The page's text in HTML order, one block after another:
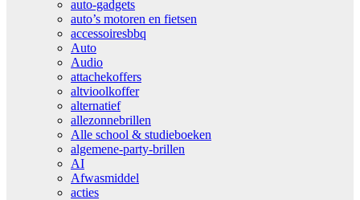
auto-gadgets
auto’s motoren en fietsen
accessoiresbbq
Auto
Audio
attachekoffers
altvioolkoffer
alternatief
allezonnebrillen
Alle school & studieboeken
algemene-party-brillen
AI
Afwasmiddel
acties